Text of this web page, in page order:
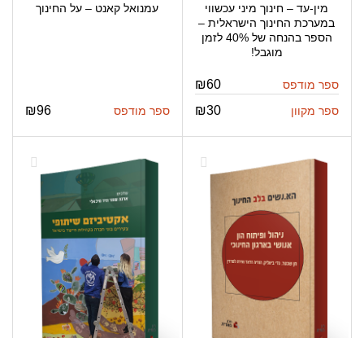
מין-עד – חינוך מיני עכשווי
במערכת החינוך הישראלית –
הספר בהנחה של 40% לזמן
מוגבל!
ספר מודפס ₪60
ספר מקוון ₪30
עמנואל קאנט – על החינוך
ספר מודפס ₪96